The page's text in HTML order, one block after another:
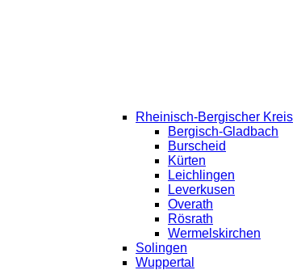
Rheinisch-Bergischer Kreis
Bergisch-Gladbach
Burscheid
Kürten
Leichlingen
Leverkusen
Overath
Rösrath
Wermelskirchen
Solingen
Wuppertal